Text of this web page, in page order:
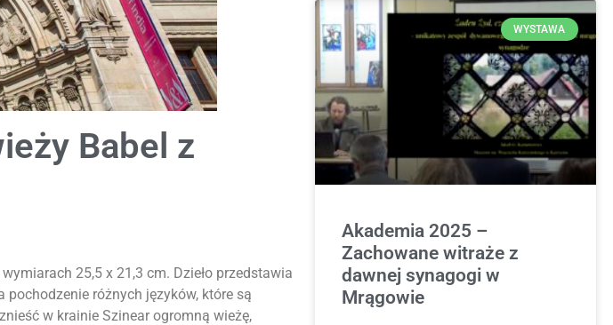
Babel z
25,5 x 21,3 cm. Dzieło przedstawia
różnych języków, które są
w krainie Szinear ogromną wieżę,
WYSTAWA
Akademia 2025 –
Zachowane witraże z
dawnej synagogi w
Mrągowie